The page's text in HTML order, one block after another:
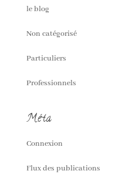
le blog
Non catégorisé
Particuliers
Professionnels
Méta
Connexion
Flux des publications